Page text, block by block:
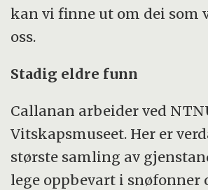
kan vi finne ut om dei som
oss.
Stadig eldre funn
Callanan arbeider ved
Vitskapsmuseet. Her er
største samling av
lege oppbevart i snøfonner